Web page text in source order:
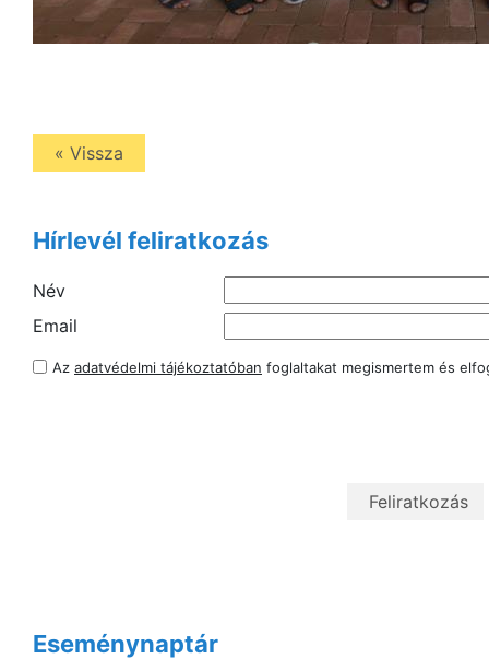
« Vissza
Hírlevél feliratkozás
Név
Email
Az adatvédelmi tájékoztatóban foglaltakat megismertem és
Eseménynaptár